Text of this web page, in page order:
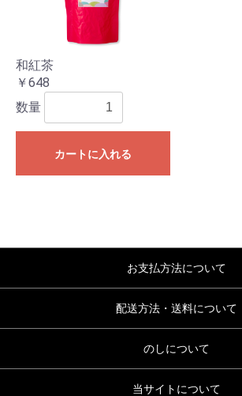
和紅茶
￥648
数量
カートに入れる
お支払方法について
配送方法・送料について
のしについて
当サイトについて